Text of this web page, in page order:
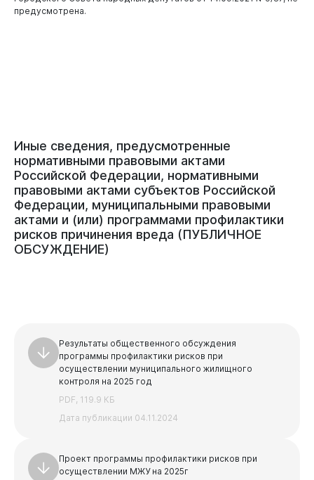
предусмотрена.
Иные сведения, предусмотренные
нормативными правовыми актами
Российской Федерации, нормативными
правовыми актами субъектов Российской
Федерации, муниципальными правовыми
актами и (или) программами профилактики
рисков причинения вреда (ПУБЛИЧНОЕ
ОБСУЖДЕНИЕ)
Результаты общественного обсуждения
программы профилактики рисков при
осуществлении муниципального жилищного
контроля на 2025 год
PDF, 119.9 КБ
Дата публикации 04.11.2024
Проект программы профилактики рисков при
осуществлении МЖУ на 2025г